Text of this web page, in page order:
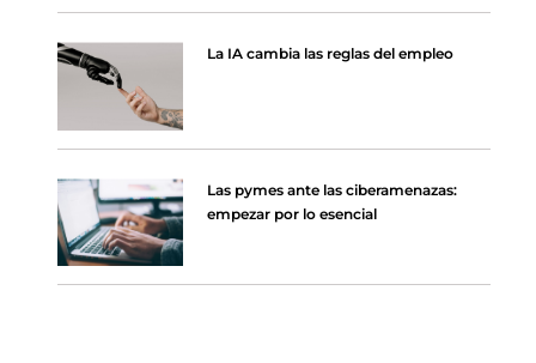
La IA cambia las reglas del empleo
Las pymes ante las ciberamenazas:
empezar por lo esencial